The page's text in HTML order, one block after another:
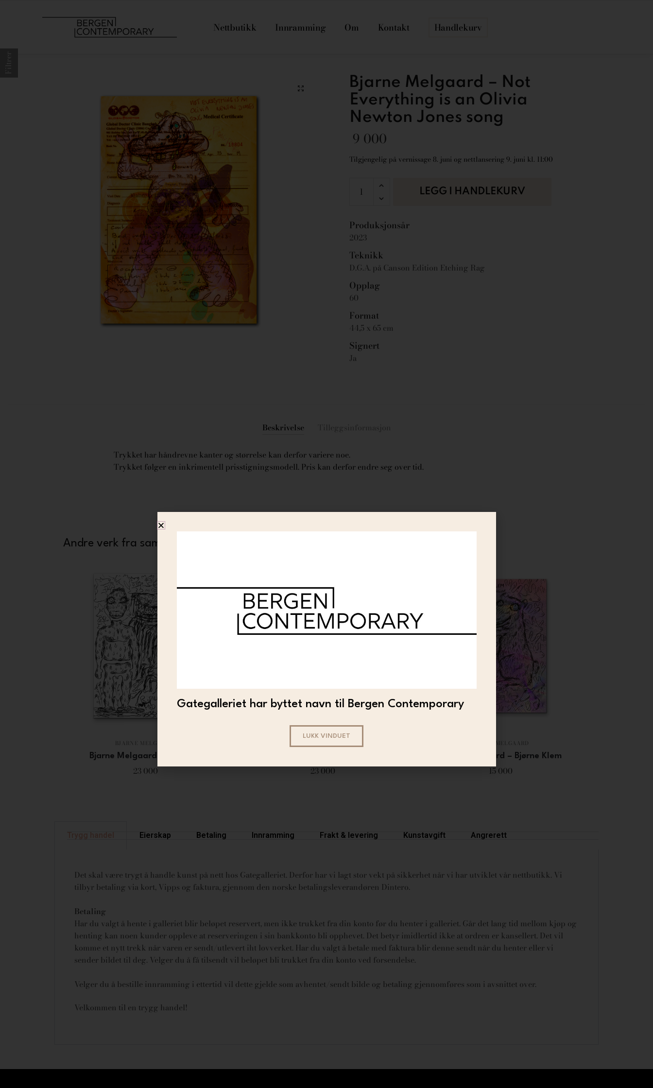
Nettbutikk Innramming Om Kontakt Handlekurv
Bjarne Melgaard – Not
Everything is an Olivia
Newton Jones song
9 000
Tilgjengelig på vernissage 8. juni og nettlansering 9. juni kl. 11:00
LEGG I HANDLEKURV
Produksjonsår
2023
Teknikk
D.G.A. på Canson Edition Etching Rag
Opplag
60
Format
44,5 x 65 cm
Signert
Ja
Beskrivelse Tilleggsinformasjon
Trykket har håndrevne kanter og størrelse kan derfor variere noe.
Trykket følger en inkrimentell prisstigningsmodell. Pris kan derfor endre seg over tid.
Andre verk fra samme kunstner
BJARNE MELGAARD
Bjarne Melgaard – Untitled
23 000 23 000
BJARNE MELGAARD
Bjarne Melgaard – Bjørne Klem
15 000
Eierskap Betaling Innramming Frakt & levering Kunstavgift Angrerett
Det skal være trygt å handle kunst på nett hos Gategalleriet. Derfor har vi lagt stor vekt på sikkerhet når vi har utviklet vår nettbutikk. Vi
tilbyr betaling via kort, Vipps og faktura, gjennom den norske betalingsleverandøren Dintero.
Betaling
Har du valgt å hente i galleriet blir beløpet reservert, men ikke trukket fra din konto før du henter i galleriet. Går det lang tid mellom kjøp og
henting kan noen kunder oppleve at reserveringen i sin bankkonto bli opphevet. Det betyr imidlertid ikke at ordren er kansellert. Det vil
komme et nytt trekk når varen er sendt/utlevert iht lovverket. Har du valgt å betale med faktura blir denne sendt når du henter eller vi
sender bildet til deg. Velger du å få tilsendt vil beløpet bli trukket fra din konto ved forsendelse.
Velger du å bestille innramming i ettertid vil dette gjelde som avhentet/sendt bilde og betaling gjennomføres som i avsnittet over.
Velkommen til en trygg handel!
Filtrer
Gategalleriet har byttet navn til Bergen Contemporary
LUKK VINDUET